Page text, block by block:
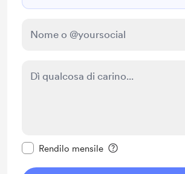
Rendilo mensile